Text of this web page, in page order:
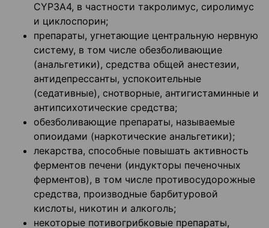
СYР3А4, в частности такролимус, сиролимус
и циклоспорин;
препараты, угнетающие центральную нервную
систему, в том числе обезболивающие
(анальгетики), средства общей анестезии,
антидепрессанты, успокоительные
(седативные), снотворные, антигистаминные и
антипсихотические средства;
обезболивающие препараты, называемые
опиоидами (наркотические анальгетики);
лекарства, способные повышать активность
ферментов печени (индукторы печеночных
ферментов), в том числе противосудорожные
средства, производные барбитуровой
кислоты, никотин и алкоголь;
некоторые потивогрибковые препараты,